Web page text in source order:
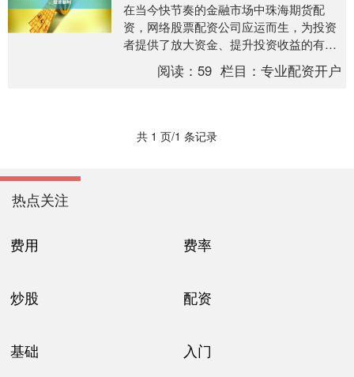
在当今快节奏的金融市场中珠海期货配
资，网络股票配资公司应运而生，为投资
者提供了放大资金、提升投资收益的有效
途径。 * **安全可靠：**平台经过严格监
管，确保您....
阅读：59 栏目：专业配资开户
共 1 页/1 条记录
热点关注
费用 费率
炒股 配资
基础 入门